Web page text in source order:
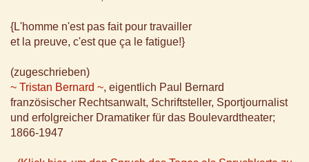
{L'homme n'est pas fait pour travailler
et la preuve, c'est que ça le fatigue!}
(zugeschrieben)
~ Tristan Bernard ~, eigentlich Paul Bernard
französischer Rechtsanwalt, Schriftsteller, Sportjournalist
und erfolgreicher Dramatiker für das Boulevardtheater;
1866-1947